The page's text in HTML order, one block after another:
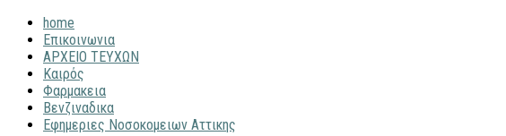
home
Επικοινωνια
ΑΡΧΕΙΟ ΤΕΥΧΩΝ
Καιρός
Φαρμακεια
Βενζιναδικα
Εφημεριες Νοσοκομειων Αττικης